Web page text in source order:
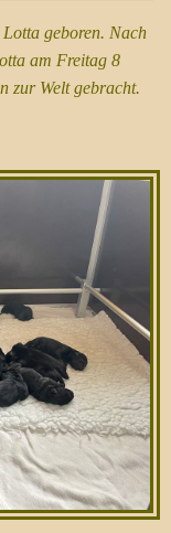
geboren. Nach
am Freitag 8
zur Welt gebracht.